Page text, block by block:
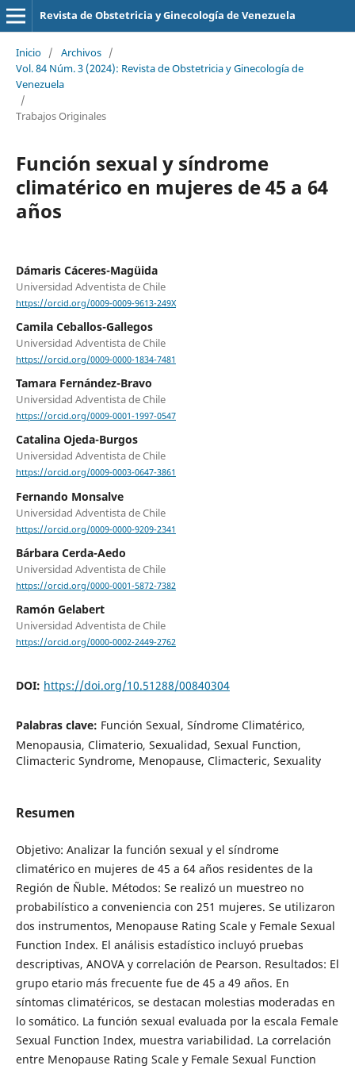
Revista de Obstetricia y Ginecología de Venezuela
Inicio / Archivos /
Vol. 84 Núm. 3 (2024): Revista de Obstetricia y Ginecología de
Venezuela
/
Trabajos Originales
Función sexual y síndrome
climatérico en mujeres de 45 a 64
años
Dámaris Cáceres-Magüida
Universidad Adventista de Chile
https://orcid.org/0009-0009-9613-249X
Camila Ceballos-Gallegos
Universidad Adventista de Chile
https://orcid.org/0009-0000-1834-7481
Tamara Fernández-Bravo
Universidad Adventista de Chile
https://orcid.org/0009-0001-1997-0547
Catalina Ojeda-Burgos
Universidad Adventista de Chile
https://orcid.org/0009-0003-0647-3861
Fernando Monsalve
Universidad Adventista de Chile
https://orcid.org/0009-0000-9209-2341
Bárbara Cerda-Aedo
Universidad Adventista de Chile
https://orcid.org/0000-0001-5872-7382
Ramón Gelabert
Universidad Adventista de Chile
https://orcid.org/0000-0002-2449-2762
DOI: https://doi.org/10.51288/00840304
Palabras clave: Función Sexual, Síndrome Climatérico,
Menopausia, Climaterio, Sexualidad, Sexual Function,
Climacteric Syndrome, Menopause, Climacteric, Sexuality
Resumen
Objetivo: Analizar la función sexual y el síndrome
climatérico en mujeres de 45 a 64 años residentes de la
Región de Ñuble. Métodos: Se realizó un muestreo no
probabilístico a conveniencia con 251 mujeres. Se utilizaron
dos instrumentos, Menopause Rating Scale y Female Sexual
Function Index. El análisis estadístico incluyó pruebas
descriptivas, ANOVA y correlación de Pearson. Resultados: El
grupo etario más frecuente fue de 45 a 49 años. En
síntomas climatéricos, se destacan molestias moderadas en
lo somático. La función sexual evaluada por la escala Female
Sexual Function Index, muestra variabilidad. La correlación
entre Menopause Rating Scale y Female Sexual Function